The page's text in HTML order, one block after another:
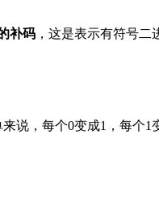
补码 ，这是表示有符号
说，每个0变成1，每个1